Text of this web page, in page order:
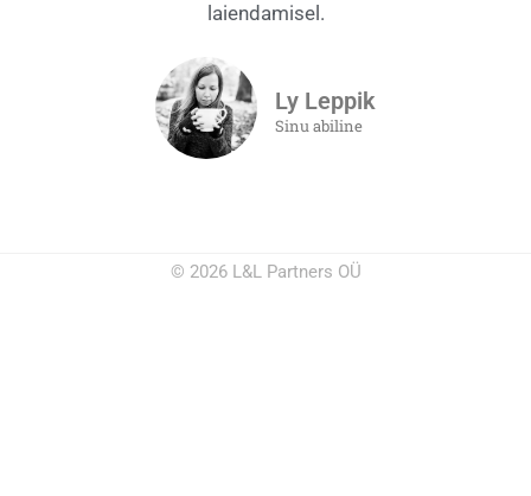
laiendamisel.
Ly Leppik
Sinu abiline
© 2026 L&L Partners OÜ